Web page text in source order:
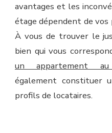
avantages et les
étage dépendent de
À vous de trouver le
bien qui vous
un appartement au
également constituer
profils de locataires.